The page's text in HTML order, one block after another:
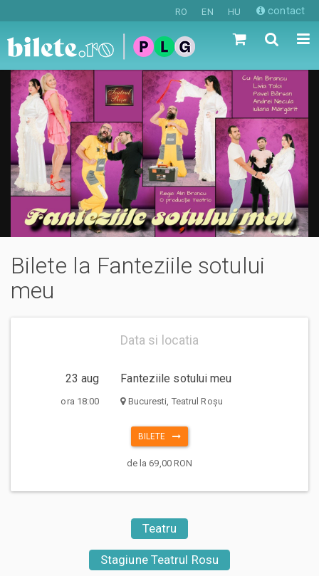
RO EN HU contact
Bilete la Fanteziile sotului
meu
Data si locatia
23 aug
ora 18:00
Fanteziile sotului meu
Bucuresti, Teatrul Roșu
BILETE
de la 69,00 RON
Teatru
Stagiune Teatrul Rosu